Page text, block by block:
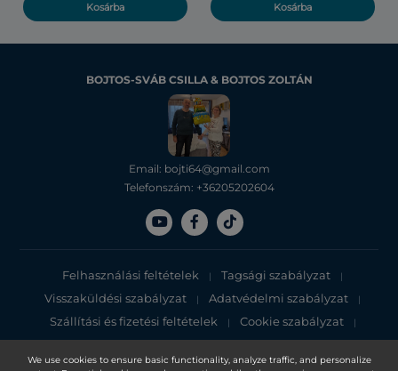
We use cookies to ensure basic functionality, analyze traffic, and personalize
Kosárba Kosárba
BOJTOS-SVÁB CSILLA & BOJTOS ZOLTÁN
Email: bojti64@gmail.com
Telefonszám: +36205202604
Felhasználási feltételek | Tagsági szabályzat |
Visszaküldési szabályzat | Adatvédelmi szabályzat |
Szállítási és fizetési feltételek | Cookie szabályzat |
Adatvédelmi tájékoztató